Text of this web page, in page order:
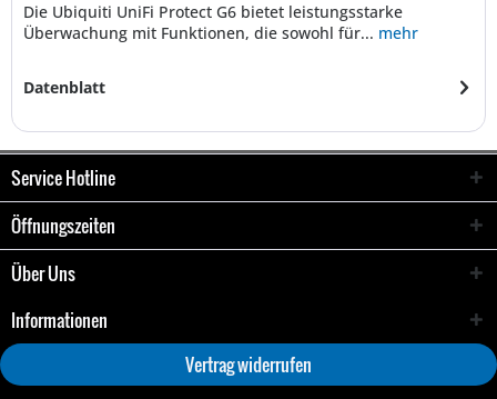
Die Ubiquiti UniFi Protect G6 bietet leistungsstarke
Überwachung mit Funktionen, die sowohl für... mehr
Datenblatt
Service Hotline
Öffnungszeiten
Über Uns
Informationen
Vertrag widerrufen